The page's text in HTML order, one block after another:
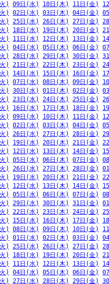
) 09日(水) 10日(木) 11日(金)
) 02日(水) 03日(木) 04日(金)
) 25日(水) 26日(木) 27日(金)
) 18日(水) 19日(木) 20日(金)
) 11日(水) 12日(木) 13日(金)
) 04日(水) 05日(木) 06日(金)
) 28日(水) 29日(木) 30日(金)
) 21日(水) 22日(木) 23日(金)
) 14日(水) 15日(木) 16日(金)
) 07日(水) 08日(木) 09日(金)
) 30日(水) 01日(木) 02日(金)
) 23日(水) 24日(木) 25日(金)
) 16日(水) 17日(木) 18日(金)
) 09日(水) 10日(木) 11日(金)
) 02日(水) 03日(木) 04日(金)
) 26日(水) 27日(木) 28日(金)
) 19日(水) 20日(木) 21日(金)
) 12日(水) 13日(木) 14日(金)
) 05日(水) 06日(木) 07日(金)
) 26日(水) 27日(木) 28日(金)
) 19日(水) 20日(木) 21日(金)
) 12日(水) 13日(木) 14日(金)
) 05日(水) 06日(木) 07日(金)
) 29日(水) 30日(木) 31日(金)
) 22日(水) 23日(木) 24日(金)
) 15日(水) 16日(木) 17日(金)
) 08日(水) 09日(木) 10日(金)
) 01日(水) 02日(木) 03日(金)
) 25日(水) 26日(木) 27日(金)
) 18日(水) 19日(木) 20日(金)
) 11日(水) 12日(木) 13日(金)
) 04日(水) 05日(木) 06日(金)
) 27日(水) 28日(木) 29日(金)